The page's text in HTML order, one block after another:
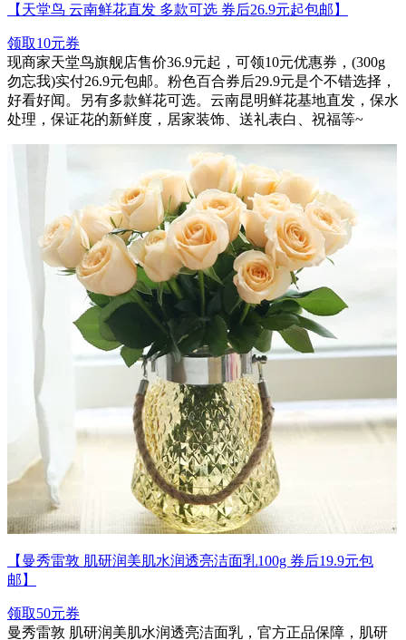
【天堂鸟 云南鲜花直发 多款可选 券后26.9元起包邮】
领取10元券
现商家天堂鸟旗舰店售价36.9元起，可领10元优惠券，(300g
勿忘我)实付26.9元包邮。粉色百合券后29.9元是个不错选择，
好看好闻。另有多款鲜花可选。云南昆明鲜花基地直发，保水
处理，保证花的新鲜度，居家装饰、送礼表白、祝福等~
【曼秀雷敦 肌研润美肌水润透亮洁面乳100g 券后19.9元包
邮】
领取50元券
曼秀雷敦 肌研润美肌水润透亮洁面乳，官方正品保障，肌研